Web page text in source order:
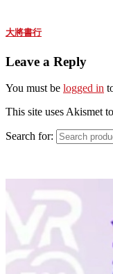
大將書行
Leave a Reply
You must be logged in
This site uses Akismet
Search for: